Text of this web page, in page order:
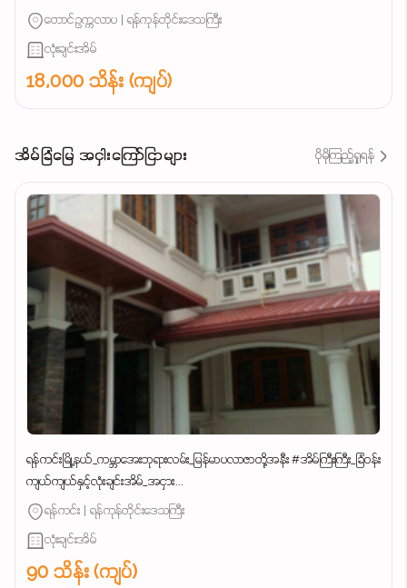
Yangon/
တောင်ဥက္ကလာပ | ရန်ကုန်တိုင်းဒေသကြီး
လုံးချင်းအိမ်
18,000 သိန်း (ကျပ်)
အိမ်ခြံမြေ အငှါးကြော်ငြာများ ပိုမိုကြည့်ရှုရန်
ရန်ကင်းမြို့နယ်_ကမ္ဘာအေးဘုရားလမ်း_မြန်မာပလာဇာတို့အနီး #အိမ်ကြီးကြီး_ခြံဝန်း
ကျယ်ကျယ်နှင့်လုံးချင်းအိမ်_အငှား...
ရန်ကင်း | ရန်ကုန်တိုင်းဒေသကြီး
လုံးချင်းအိမ်
90 သိန်း (ကျပ်)